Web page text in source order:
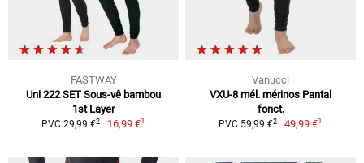
FASTWAY
Uni 222 SET Sous-vê bambou
1st Layer
PVC 29,99 €2 16,99 €1
Vanucci
VXU-8 mél. mérinos Pantal
fonct.
PVC 59,99 €2 49,99 €1